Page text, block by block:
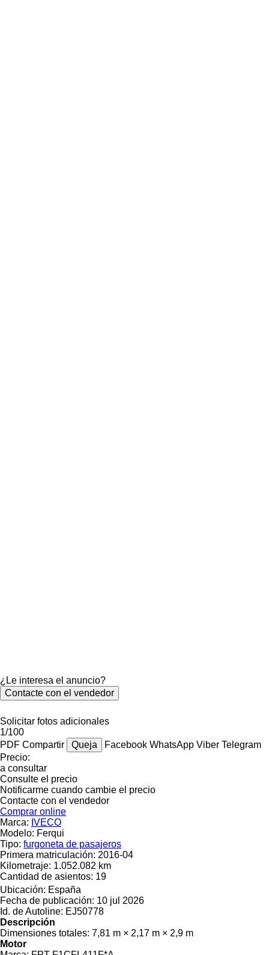
¿Le interesa el anuncio?
Contacte con el vendedor
Solicitar fotos adicionales
1/100
PDF Compartir Queja Facebook WhatsApp Viber Telegram
Precio:
a consultar
Consulte el precio
Notificarme cuando cambie el precio
Contacte con el vendedor
Comprar online
Marca: IVECO
Modelo: Ferqui
Tipo: furgoneta de pasajeros
Primera matriculación: 2016-04
Kilometraje: 1.052.082 km
Cantidad de asientos: 19
Ubicación: España
Fecha de publicación: 10 jul 2026
Id. de Autoline: EJ50778
Descripción
Dimensiones totales: 7,81 m × 2,17 m × 2,9 m
Motor